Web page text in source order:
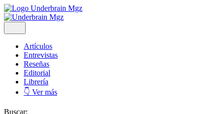
Artículos
Entrevistas
Reseñas
Editorial
Librería
👇 Ver más
Buscar: